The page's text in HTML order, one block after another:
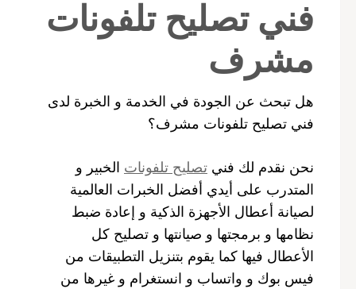
فني تصليح تلفونات
مشرف
هل تبحث عن الجودة في الخدمة و الخبرة لدى
فني تصليح تلفونات مشرف؟
نحن نقدم لك فني تصليح تلفونات الخبير و
المتدرب على أيدي أفضل الخبرات العالمية
لصيانة أعطال الأجهزة الذكية و إعادة ضبط
نظامها و برمجتها و صيانتها و تصليح كل
الأعطال فيها كما يقوم بتنزيل التطبيقات من
فيس بوك و واتساب و انستغرام و غيرها من